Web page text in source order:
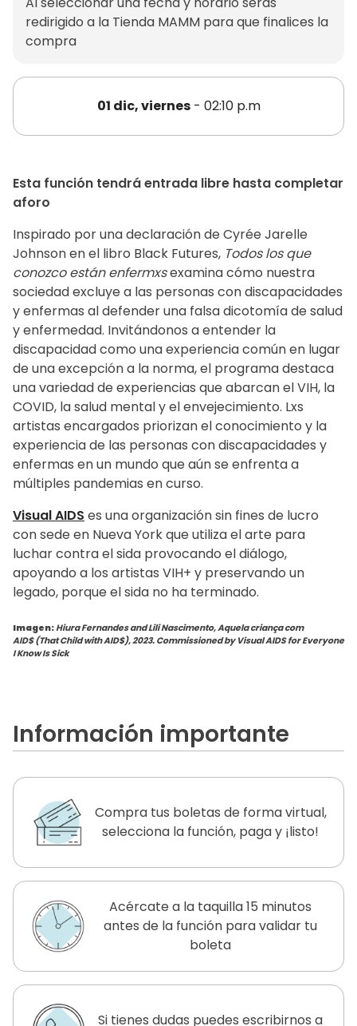
redirigido a la Tienda MAMM para que finalices la
compra
01 dic, viernes- 02:10 p.m
Esta función tendrá entrada libre hasta completar
aforo
Inspirado por una declaración de Cyrée Jarelle
Johnson en el libro Black Futures, Todos los que
conozco están enfermxsexamina cómo nuestra
sociedad excluye a las personas con discapacidades
y enfermas al defender una falsa dicotomía de salud
y enfermedad. Invitándonos a entender la
discapacidad como una experiencia común en lugar
de una excepción a la norma, el programa destaca
una variedad de experiencias que abarcan el VIH, la
COVID, la salud mental y el envejecimiento. Lxs
artistas encargados priorizan el conocimiento y la
experiencia de las personas con discapacidades y
enfermas en un mundo que aún se enfrenta a
múltiples pandemias en curso.
Visual AIDS es una organización sin fines de lucro
con sede en Nueva York que utiliza el arte para
luchar contra el sida provocando el diálogo,
apoyando a los artistas VIH+ y preservando un
legado, porque el sida no ha terminado.
Imagen:Hiura Fernandes and Lili Nascimento,Aquela criança com
AID$ (That Child with AID$), 2023. Commissioned by Visual AIDS for Everyone
I Know Is Sick
Información importante
Compra tus boletas de forma virtual,
selecciona la función, paga y ¡listo!
Acércate a la taquilla 15 minutos
antes de la función para validar tu
boleta
Si tienes dudas puedes escribirnos a